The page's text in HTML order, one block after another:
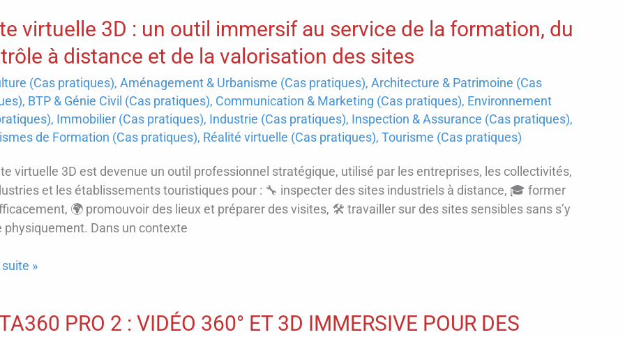
virtuelle 3D : un outil immersif au service de la formation, du
à distance et de la valorisation des sites
(Cas pratiques), Aménagement & Urbanisme (Cas pratiques), Architecture & Patrimoine (Cas
, BTP & Génie Civil (Cas pratiques), Communication & Marketing (Cas pratiques), Environnement
, Immobilier (Cas pratiques), Industrie (Cas pratiques), Inspection & Assurance (Cas pratiques),
de Formation (Cas pratiques), Réalité virtuelle (Cas pratiques), Tourisme (Cas pratiques)
virtuelle 3D est devenue un outil professionnel stratégique, utilisé par les entreprises, les collectivités,
et les établissements touristiques pour : 🔧 inspecter des sites industriels à distance, 🎓 former
🌍 promouvoir des lieux et préparer des visites, 🛠️ travailler sur des sites sensibles sans s’y
physiquement. Dans un contexte
»
PRO 2 : VIDÉO 360° ET 3D IMMERSIVE POUR DES